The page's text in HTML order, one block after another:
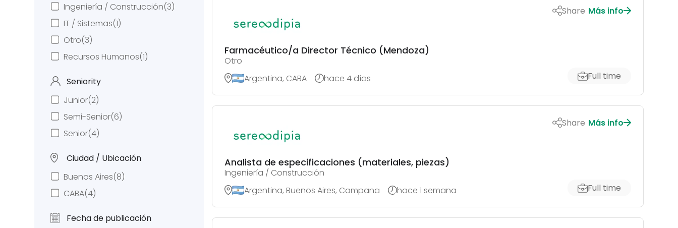
Ingeniería / Construcción(3)
IT / Sistemas(1)
Otro(3)
Recursos Humanos(1)
Seniority
Junior(2)
Semi-Senior(6)
Senior(4)
Ciudad / Ubicación
Buenos Aires(8)
CABA(4)
Fecha de publicación
Farmacéutico/a Director Técnico (Mendoza)
Otro
Argentina, CABA
hace 4 días
Share Más info
Full time
Analista de especificaciones (materiales, piezas)
Ingeniería / Construcción
Argentina, Buenos Aires, Campana
hace 1 semana
Share Más info
Full time